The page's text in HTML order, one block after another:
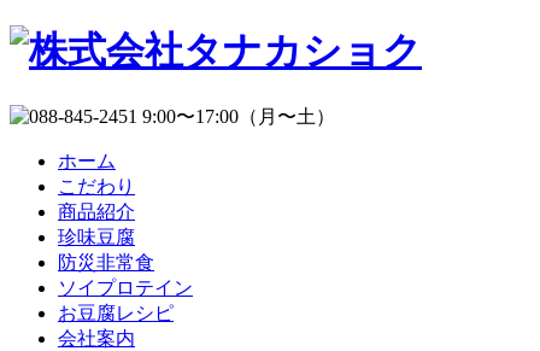
ホーム
こだわり
商品紹介
珍味豆腐
防災非常食
ソイプロテイン
お豆腐レシピ
会社案内